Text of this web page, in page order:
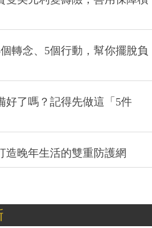
轉念、5個行動，幫你擺脫負
好了嗎？記得先做這「5件
造晚年生活的雙重防護網